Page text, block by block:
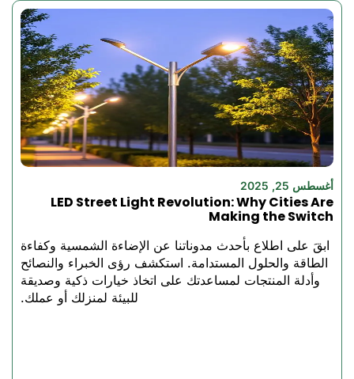
خلال توفير الأداء والموثوقية دون
الميزات الرئيسية
لأفضل مصابيح
الفيضانات الشمسية
لدينا
خاصية RGB المتغيرة الألوان:
ميزة إضافة بعض الألوان إلى
إمكانية مزامنة الموسيقى
إنها مثالية للاستخدام في
الحفلات والفناء والمهرجانات
تكنولوجيا الطاقة الشمسية:
أغسطس 25, 2025
LED Street Light Revolution: Why Cities Are
Making the Switch
ابقَ على اطلاع بأحدث مدوناتنا عن الإضاءة الشمسية وكفاءة
الطاقة والحلول المستدامة. استكشف رؤى الخبراء والنصائح
وأدلة المنتجات لمساعدتك على اتخاذ خيارات ذكية وصديقة
للبيئة لمنزلك أو عملك.